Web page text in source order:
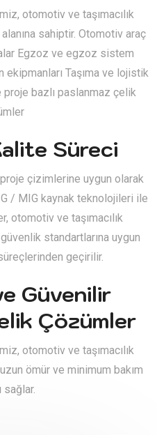
otomotiv ve taşımacılık
sahiptir. Otomotiv araç
Egzoz ve egzoz sistem
Taşıma ve lojistik
proje bazlı paslanmaz çelik
Süreci
çizimlerine uygun olarak
/ MIG kaynak teknolojileri ile
otomotiv ve taşımacılık
standartlarına uygun
geçirilir.
Güvenilir
Çözümler
otomotiv ve taşımacılık
ömür ve minimum bakım
sağlar.